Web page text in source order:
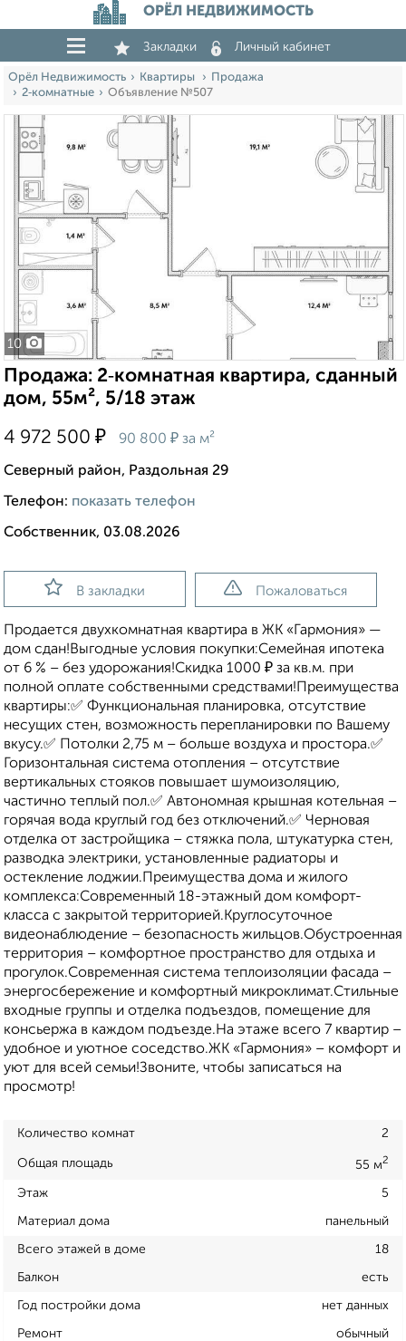
ОРЁЛ НЕДВИЖИМОСТЬ
Закладки Личный кабинет
Орёл Недвижимость Квартиры
Продажа
2‑комнатные
Объявление №507
10
Продажа: 2‑комнатная квартира, сданный
дом, 55м², 5/18 этаж
4 972 500 ₽ 90 800 ₽ за м²
Северный район, Раздольная 29
Телефон: показать телефон
Собственник, 03.08.2026
В закладки Пожаловаться
Продается двухкомнатная квартира в ЖК «Гармония» —
дом сдан!Выгодные условия покупки:Семейная ипотека
от 6 % – без удорожания!Скидка 1000 ₽ за кв.м. при
полной оплате собственными средствами!Преимущества
квартиры:✅ Функциональная планировка, отсутствие
несущих стен, возможность перепланировки по Вашему
вкусу.✅ Потолки 2,75 м – больше воздуха и простора.✅
Горизонтальная система отопления – отсутствие
вертикальных стояков повышает шумоизоляцию,
частично теплый пол.✅ Автономная крышная котельная –
горячая вода круглый год без отключений.✅ Черновая
отделка от застройщика – стяжка пола, штукатурка стен,
разводка электрики, установленные радиаторы и
остекление лоджии.Преимущества дома и жилого
комплекса:Современный 18-этажный дом комфорт-
класса с закрытой территорией.Круглосуточное
видеонаблюдение – безопасность жильцов.Обустроенная
территория – комфортное пространство для отдыха и
прогулок.Современная система теплоизоляции фасада –
энергосбережение и комфортный микроклимат.Стильные
входные группы и отделка подъездов, помещение для
консьержа в каждом подъезде.На этаже всего 7 квартир –
удобное и уютное соседство.ЖК «Гармония» – комфорт и
уют для всей семьи!Звоните, чтобы записаться на
просмотр!
Количество комнат 2
Общая площадь 55 м2
Этаж 5
Материал дома панельный
Всего этажей в доме 18
Балкон есть
Год постройки дома нет данных
Ремонт обычный